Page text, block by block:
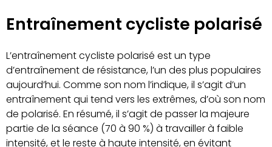
Entraînement cycliste polarisé
L’entraînement cycliste polarisé est un type
d’entraînement de résistance, l’un des plus populaires
aujourd’hui. Comme son nom l’indique, il s’agit d’un
entraînement qui tend vers les extrêmes, d’où son nom
de polarisé. En résumé, il s’agit de passer la majeure
partie de la séance (70 à 90 %) à travailler à faible
intensité, et le reste à haute intensité, en évitant